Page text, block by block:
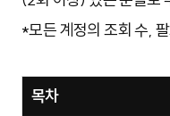
*모든 계정의 조회 수,
목차